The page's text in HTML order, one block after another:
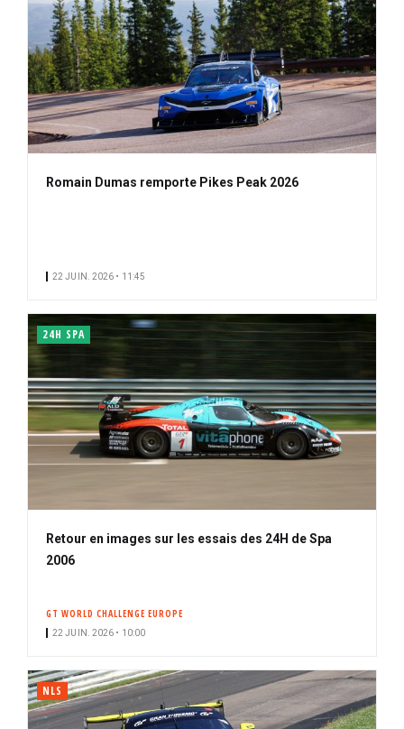
Romain Dumas remporte Pikes Peak 2026
22 JUIN. 2026 • 11:45
24H SPA
Retour en images sur les essais des 24H de Spa
2006
GT WORLD CHALLENGE EUROPE
22 JUIN. 2026 • 10:00
NLS